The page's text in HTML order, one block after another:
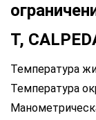
T,
Температура
Температура